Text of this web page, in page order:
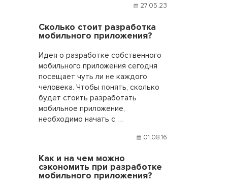
27.05.23
Сколько стоит разработка
мобильного приложения?
Идея о разработке собственного
мобильного приложения сегодня
посещает чуть ли не каждого
человека. Чтобы понять, сколько
будет стоить разработать
мобильное приложение,
необходимо начать с …
01.08.16
Как и на чем можно
сэкономить при разработке
мобильного приложения?